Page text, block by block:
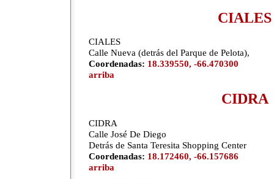
CIALES
CIALES
Calle Nueva (detrás del Parque de Pelota),
Coordenadas: 18.339550, -66.470300
arriba
CIDRA
CIDRA
Calle José De Diego
Detrás de Santa Teresita Shopping Center
Coordenadas: 18.172460, -66.157686
arriba